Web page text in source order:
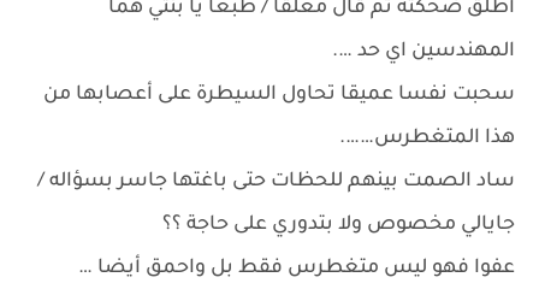
أطلق ضحكته ثم قال معلقا / طبعا يا بنتي هما
المهندسين اي حد ….
سحبت نفسا عميقا تحاول السيطرة على أعصابها من
هذا المتغطرس…….
ساد الصمت بينهم للحظات حتى باغتها جاسر بسؤاله /
جايالي مخصوص ولا بتدوري على حاجة ؟؟
عفوا فهو ليس متغطرس فقط بل واحمق أيضا …